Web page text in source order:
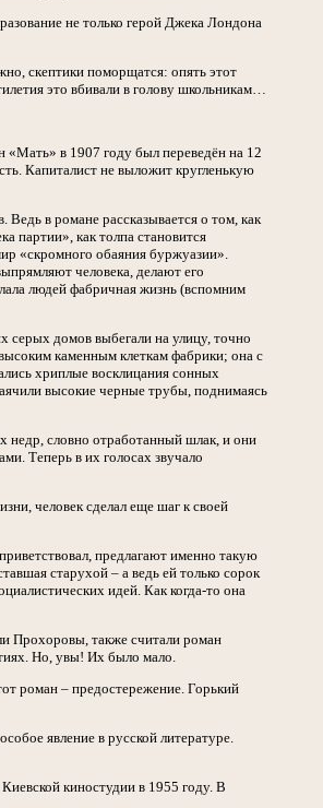
не только герой Джека Лондона
скептики поморщатся: опять этот
это вбивали в голову школьникам…
«Мать» в 1907 году был переведён на 12
Капиталист не выложит кругленькую
в романе рассказывается о том, как
партии», как толпа становится
«скромного обаяния буржуазии».
человека, делают его
людей фабричная жизнь (вспомним
серых домов выбегали на улицу, точно
каменным клеткам фабрики; она с
хриплые восклицания сонных
высокие черные трубы, поднимаясь
недр, словно отработанный шлак, и они
Теперь в их голосах звучало
человек сделал еще шаг к своей
предлагают именно такую
старухой – а ведь ей только сорок
идей. Как когда-то она
Прохоровы, также считали роман
Но, увы! Их было мало.
роман – предостережение. Горький
явление в русской литературе.
Киевской киностудии в 1955 году. В